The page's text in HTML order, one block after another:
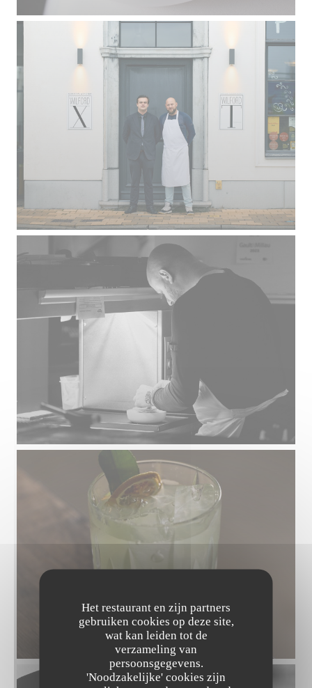
Het restaurant en zijn partners
gebruiken cookies op deze site,
wat kan leiden tot de
verzameling van
persoonsgegevens.
'Noodzakelijke' cookies zijn